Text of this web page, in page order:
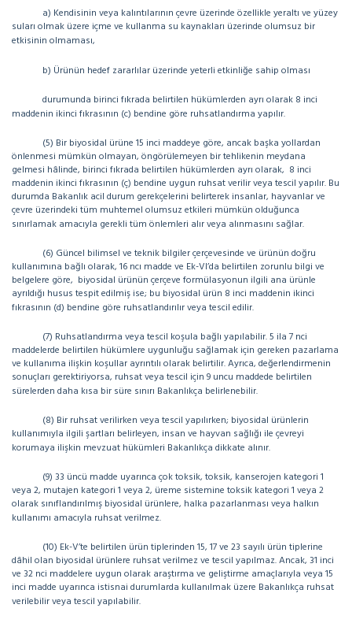
a) Kendisinin veya kalıntılarının çevre üzerinde özellikle yeraltı ve yüzey
suları olmak üzere içme ve kullanma su kaynakları üzerinde olumsuz bir
etkisinin olmaması,
b) Ürünün hedef zararlılar üzerinde yeterli etkinliğe sahip olması
durumunda birinci fıkrada belirtilen hükümlerden ayrı olarak 8 inci
maddenin ikinci fıkrasının (c) bendine göre ruhsatlandırma yapılır.
(5) Bir biyosidal ürüne 15 inci maddeye göre, ancak başka yollardan
önlenmesi mümkün olmayan, öngörülemeyen bir tehlikenin meydana
gelmesi hâlinde, birinci fıkrada belirtilen hükümlerden ayrı olarak, 8 inci
maddenin ikinci fıkrasının (ç) bendine uygun ruhsat verilir veya tescil yapılır. Bu
durumda Bakanlık acil durum gerekçelerini belirterek insanlar, hayvanlar ve
çevre üzerindeki tüm muhtemel olumsuz etkileri mümkün olduğunca
sınırlamak amacıyla gerekli tüm önlemleri alır veya alınmasını sağlar.
(6) Güncel bilimsel ve teknik bilgiler çerçevesinde ve ürünün doğru
kullanımına bağlı olarak, 16 ncı madde ve Ek-VI’da belirtilen zorunlu bilgi ve
belgelere göre, biyosidal ürünün çerçeve formülasyonun ilgili ana ürünle
ayrıldığı husus tespit edilmiş ise; bu biyosidal ürün 8 inci maddenin ikinci
fıkrasının (d) bendine göre ruhsatlandırılır veya tescil edilir.
(7) Ruhsatlandırma veya tescil koşula bağlı yapılabilir. 5 ila 7 nci
maddelerde belirtilen hükümlere uygunluğu sağlamak için gereken pazarlama
ve kullanıma ilişkin koşullar ayrıntılı olarak belirtilir. Ayrıca, değerlendirmenin
sonuçları gerektiriyorsa, ruhsat veya tescil için 9 uncu maddede belirtilen
sürelerden daha kısa bir süre sınırı Bakanlıkça belirlenebilir.
(8) Bir ruhsat verilirken veya tescil yapılırken; biyosidal ürünlerin
kullanımıyla ilgili şartları belirleyen, insan ve hayvan sağlığı ile çevreyi
korumaya ilişkin mevzuat hükümleri Bakanlıkça dikkate alınır.
(9) 33 üncü madde uyarınca çok toksik, toksik, kanserojen kategori 1
veya 2, mutajen kategori 1 veya 2, üreme sistemine toksik kategori 1 veya 2
olarak sınıflandırılmış biyosidal ürünlere, halka pazarlanması veya halkın
kullanımı amacıyla ruhsat verilmez.
(10) Ek-V’te belirtilen ürün tiplerinden 15, 17 ve 23 sayılı ürün tiplerine
dâhil olan biyosidal ürünlere ruhsat verilmez ve tescil yapılmaz. Ancak, 31 inci
ve 32 nci maddelere uygun olarak araştırma ve geliştirme amaçlarıyla veya 15
inci madde uyarınca istisnai durumlarda kullanılmak üzere Bakanlıkça ruhsat
verilebilir veya tescil yapılabilir.